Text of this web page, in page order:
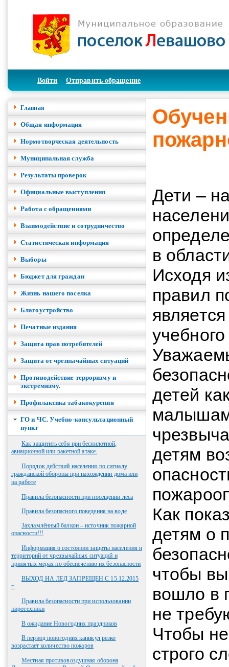
Войти Отправить обращение
Главная
Общая информация
Нормотворческая деятельность
Муниципальная служба
Результаты проверок
Официальные выступления
Работа с обращениями
Взаимодействие и сотрудничество
Cтатистическая информация
Выборы
Бюджет для граждан
Жизнь нашего поселка
Благоустройство
Печатные издания
Защита прав потребителей
Защита от чрезвычайных ситуаций
Противодействие терроризму и
экстремизму.
Профилактика табакокурения
ГО и ЧС. Учебно-консультационный
пункт
Как защитить себя при беспилотной,
авиационной или ракетной атаке.
Порядок действий населения по сигналу
гражданской обороны при нахождении дома или
на работе
Правила безопасности при посещении леса
Правила безопасного поведения на воде
Захламлённый балкон – источник пожарной
опасности!!!
Информация о состоянии защиты населения и
территорий от чрезвычайных ситуаций и
принятых мерах по обеспечению их безопасности
ВЫХОД НА ЛЕД ЗАПРЕЩЕН С 15.12.2015
г.
Правила безопасности при использовании
пиротехники
В ожидание Новогодних праздников
В период новогодних каникул резко
возрастает количество пожаров
Местная противовоздушная оборона
Дети –
в
Исходя
правил
детей
детям
Как
детям о
чтобы
вошло в
не
Чтобы
строго